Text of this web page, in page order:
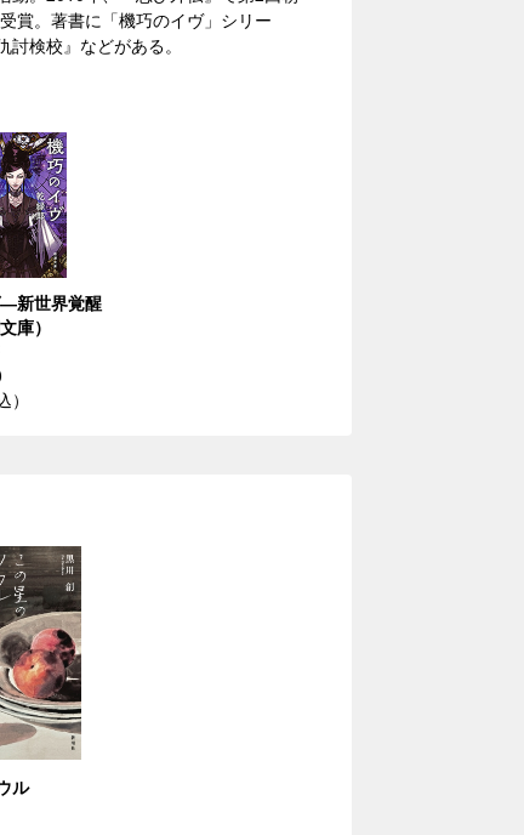
賞。著書に「機巧のイヴ」シリー
検校』などがある。
新世界覚醒
庫）
ル